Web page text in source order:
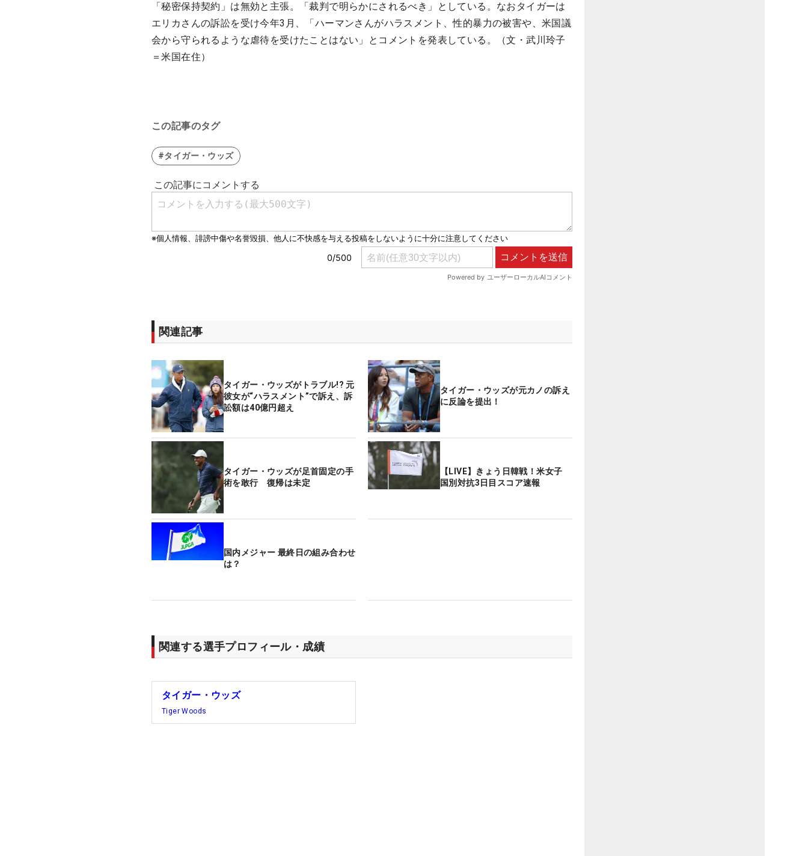
「秘密保持契約」は無効と主張。「裁判で明らかにされるべき」としている。なおタイガーは
エリカさんの訴訟を受け今年3月、「ハーマンさんがハラスメント、性的暴力の被害や、米国議
会から守られるような虐待を受けたことはない」とコメントを発表している。（文・武川玲子
＝米国在住）
この記事のタグ
#タイガー・ウッズ
関連記事
タイガー・ウッズがトラブル!? 元
彼女が“ハラスメント”で訴え、訴
訟額は40億円超え
タイガー・ウッズが元カノの訴え
に反論を提出！
タイガー・ウッズが足首固定の手
術を敢行 復帰は未定
【LIVE】きょう日韓戦！米女子
国別対抗3日目スコア速報
国内メジャー 最終日の組み合わせ
は？
関連する選手プロフィール・成績
タイガー・ウッズ
Tiger Woods